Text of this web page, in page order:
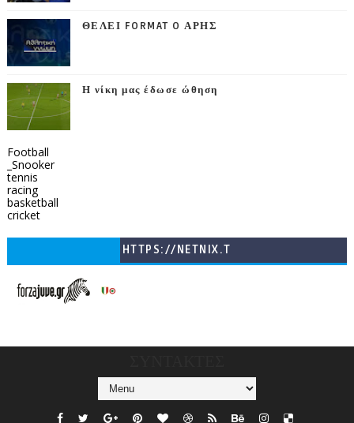
ΘΕΛΕΙ FORMAT O ΑΡΗΣ
Η νίκη μας έδωσε ώθηση
Football
_Snooker
tennis
racing
basketball
cricket
HTTPS://NETNIX.T